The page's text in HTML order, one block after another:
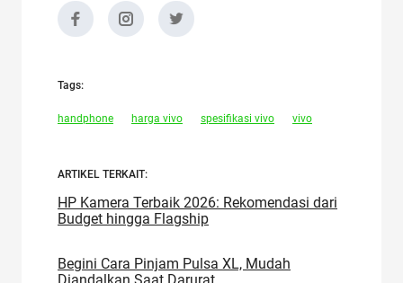
Tags:
handphone harga vivo spesifikasi vivo vivo
ARTIKEL TERKAIT:
HP Kamera Terbaik 2026: Rekomendasi dari
Budget hingga Flagship
Begini Cara Pinjam Pulsa XL, Mudah